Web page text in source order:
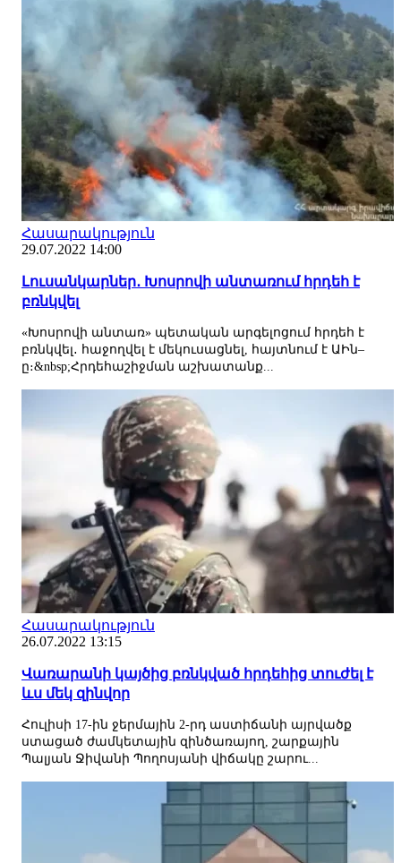
Հասարակություն
29.07.2022 14:00
Լուսանկարներ․ Խոսրովի անտառում հրդեհ է
բռնկվել
«Խոսրովի անտառ» պետական արգելոցում հրդեհ է
բռնկվել․ հաջողվել է մեկուսացնել, հայտնում է ԱԻն–
ը։&nbsp;Հրդեհաշիջման աշխատանք...
Հասարակություն
26.07.2022 13:15
Վառարանի կայծից բռնկված հրդեհից տուժել է
ևս մեկ զինվոր
Հուլիսի 17-ին ջերմային 2-րդ աստիճանի այրվածք
ստացած ժամկետային զինծառայող, շարքային
Պալյան Ջիվանի Պողոսյանի վիճակը շարու...